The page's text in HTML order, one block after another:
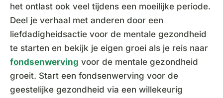
het ontlast ook veel tijdens een moeilijke periode.
Deel je verhaal met anderen door een
liefdadigheidsactie voor de mentale gezondheid
te starten en bekijk je eigen groei als je reis naar
fondsenwerving voor de mentale gezondheid
groeit. Start een fondsenwerving voor de
geestelijke gezondheid via een willekeurig